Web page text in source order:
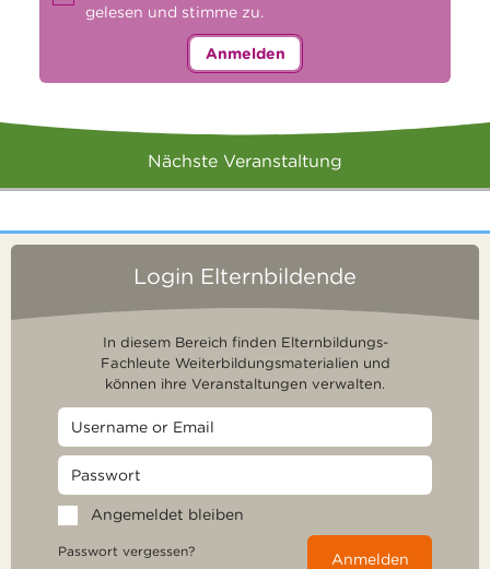
gelesen und stimme zu.
Anmelden
Nächste Veranstaltung
Login Elternbildende
In diesem Bereich finden Elternbildungs-
Fachleute Weiterbildungsmaterialien und
können ihre Veranstaltungen verwalten.
Angemeldet bleiben
Passwort vergessen? Anmelden